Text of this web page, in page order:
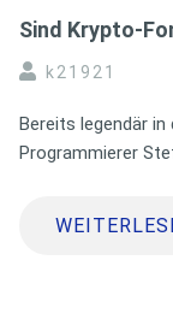
Sind Krypto-
k21921
Bereits legendär
Programmierer